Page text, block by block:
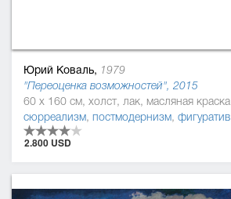
Юрий Коваль, 1979
"Переоценка возможностей", 2015
60 x 160 см, холст, лак, масляная краска
сюрреализм, постмодернизм, фигуратив
2.800 USD